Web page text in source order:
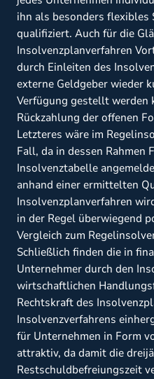
ihn als besonders
qualifiziert. Auch für die
Insolvenzplanverfahren
durch Einleiten des
externe Geldgeber wieder
Verfügung gestellt werden
Rückzahlung der offenen
Letzteres wäre im
Fall, da in dessen Rahmen
Insolvenztabelle
anhand einer ermittelten
Insolvenzplanverfahren
in der Regel überwiegend
Vergleich zum
Schließlich finden die in
Unternehmer durch den
wirtschaftlichen
Rechtskraft des
Insolvenzverfahrens
für Unternehmen in Form
attraktiv, da damit die
Restschuldbefreiungszeit